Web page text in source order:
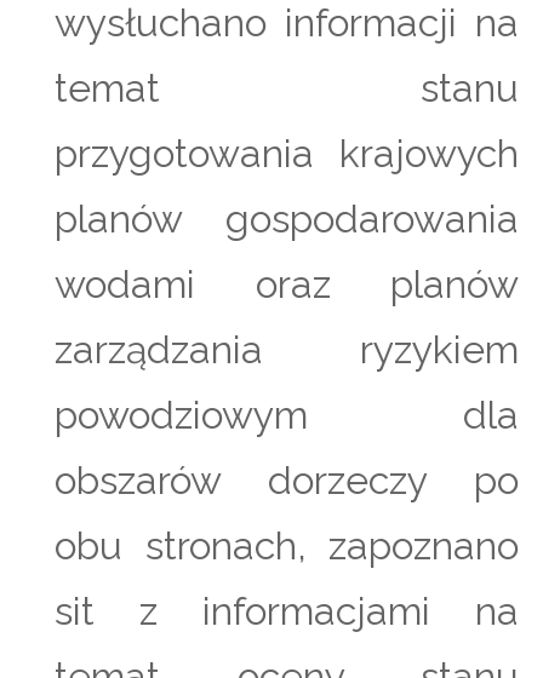
wysłuchano informacji na
temat stanu
przygotowania krajowych
planów gospodarowania
wodami oraz planów
zarządzania ryzykiem
powodziowym dla
obszarów dorzeczy po
obu stronach, zapoznano
sit z informacjami na